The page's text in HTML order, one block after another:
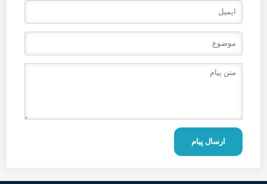
ارسال پیام